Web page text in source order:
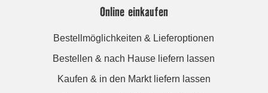
Online einkaufen
Bestellmöglichkeiten & Lieferoptionen
Bestellen & nach Hause liefern lassen
Kaufen & in den Markt liefern lassen